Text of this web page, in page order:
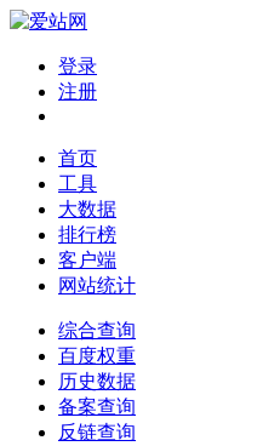
登录
注册
首页
工具
大数据
排行榜
客户端
网站统计
综合查询
百度权重
历史数据
备案查询
反链查询